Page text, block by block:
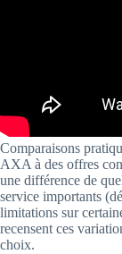
Comparaisons
AXA à des offres
une différence de
service importants
limitations sur
recensent ces
choix.